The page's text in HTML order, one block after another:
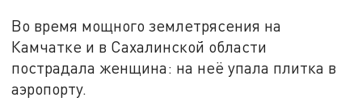
Во время мощного землетрясения на
Камчатке и в Сахалинской области
пострадала женщина: на неё упала плитка в
аэропорту.